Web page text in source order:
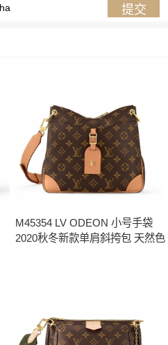
M45354 LV ODEON 小号手袋
2020秋冬新款单肩斜挎包 天然色